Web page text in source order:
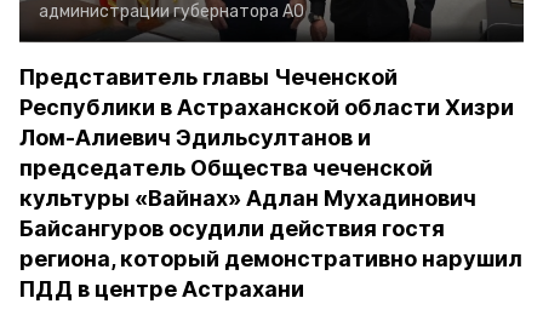
администрации губернатора АО
Представитель главы Чеченской
Республики в Астраханской области Хизри
Лом-Алиевич Эдильсултанов и
председатель Общества чеченской
культуры «Вайнах» Адлан Мухадинович
Байсангуров осудили действия гостя
региона, который демонстративно нарушил
ПДД в центре Астрахани